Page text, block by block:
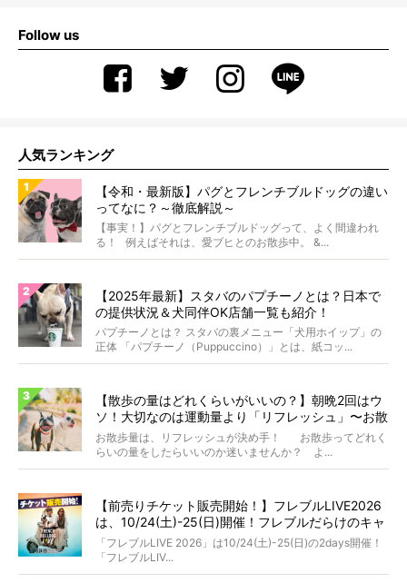
Follow us
人気ランキング
【令和・最新版】パグとフレンチブルドッグの違い
ってなに？～徹底解説～
【事実！】パグとフレンチブルドッグって、よく間違われ
る！ 例えばそれは、愛ブヒとのお散歩中。 &...
【2025年最新】スタバのパプチーノとは？日本で
の提供状況＆犬同伴OK店舗一覧も紹介！
パプチーノとは？ スタバの裏メニュー「犬用ホイップ」の
正体 「パプチーノ（Puppuccino）」とは、紙コッ...
【散歩の量はどれくらいがいいの？】朝晩2回はウ
ソ！大切なのは運動量より「リフレッシュ」〜お散
歩にまつわる疑問FAQつき〜
お散歩量は、リフレッシュが決め手！ お散歩ってどれく
らいの量をしたらいいのか迷いませんか？ よ...
【前売りチケット販売開始！】フレブルLIVE2026
は、10/24(土)-25(日)開催！フレブルだらけのキャ
ンプ・前夜祭・バスプランも新登場!?
「フレブルLIVE 2026」は10/24(土)-25(日)の2days開催！
「フレブルLIV...